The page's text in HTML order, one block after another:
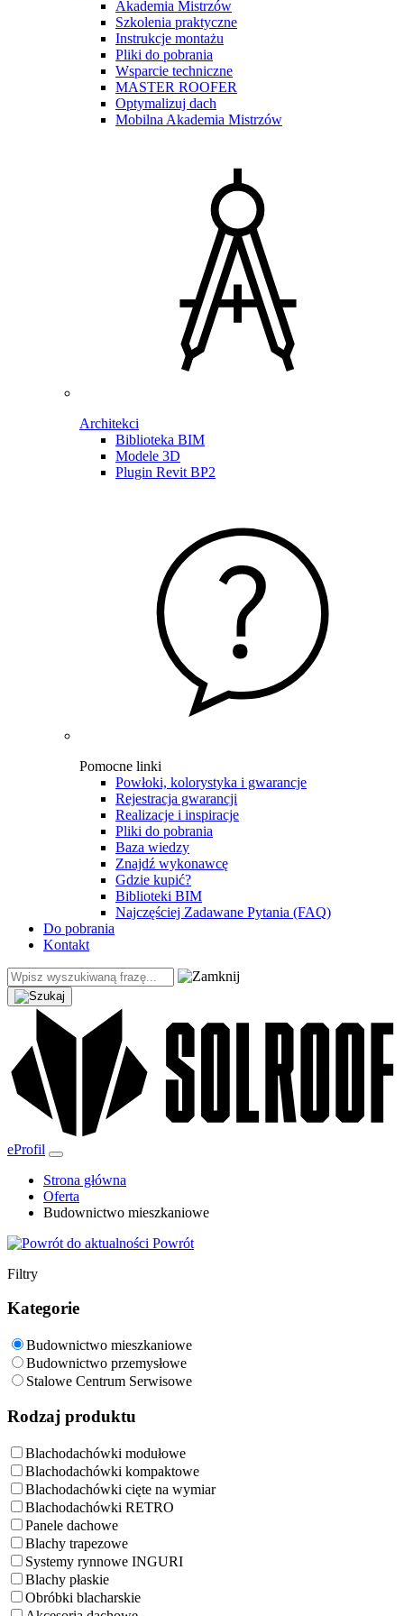
Akademia Mistrzów
Szkolenia praktyczne
Instrukcje montażu
Pliki do pobrania
Wsparcie techniczne
MASTER ROOFER
Optymalizuj dach
Mobilna Akademia Mistrzów
Architekci
Biblioteka BIM
Modele 3D
Plugin Revit BP2
Pomocne linki
Powłoki, kolorystyka i gwarancje
Rejestracja gwarancji
Realizacje i inspiracje
Pliki do pobrania
Baza wiedzy
Znajdź wykonawcę
Gdzie kupić?
Biblioteki BIM
Najczęściej Zadawane Pytania (FAQ)
Do pobrania
Kontakt
eProfil
Strona główna
Oferta
Budownictwo mieszkaniowe
Powrót
Filtry
Kategorie
Budownictwo mieszkaniowe
Budownictwo przemysłowe
Stalowe Centrum Serwisowe
Rodzaj produktu
Blachodachówki modułowe
Blachodachówki kompaktowe
Blachodachówki cięte na wymiar
Blachodachówki RETRO
Panele dachowe
Blachy trapezowe
Systemy rynnowe INGURI
Blachy płaskie
Obróbki blacharskie